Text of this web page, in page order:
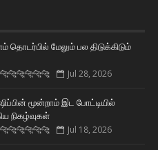
மேலும் பல திடுக்கிடும்
Jul 28, 2026
மூன்றாம் இட போட்டியில்
நிகழ்வுகள்
Jul 18, 2026